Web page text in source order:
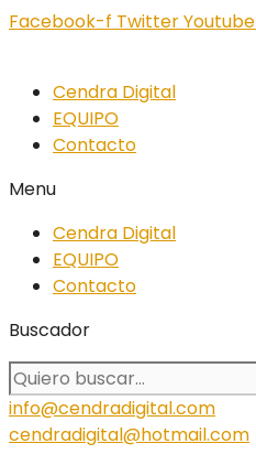
Facebook-f TwitterYoutube
Cendra Digital
EQUIPO
Contacto
Menu
Cendra Digital
EQUIPO
Contacto
Buscador
info@cendradigital.com
cendradigital@hotmail.com